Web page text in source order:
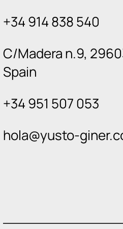
+34 914 838 540
C/Madera n.9,
Spain
+34 951 507 053
hola@yusto-